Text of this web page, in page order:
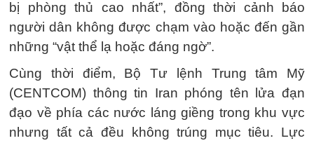
bị phòng thủ cao nhất”, đồng thời cảnh báo
người dân không được chạm vào hoặc đến gần
những “vật thể lạ hoặc đáng ngờ”.
Cùng thời điểm, Bộ Tư lệnh Trung tâm Mỹ
(CENTCOM) thông tin Iran phóng tên lửa đạn
đạo về phía các nước láng giềng trong khu vực
nhưng tất cả đều không trúng mục tiêu. Lực